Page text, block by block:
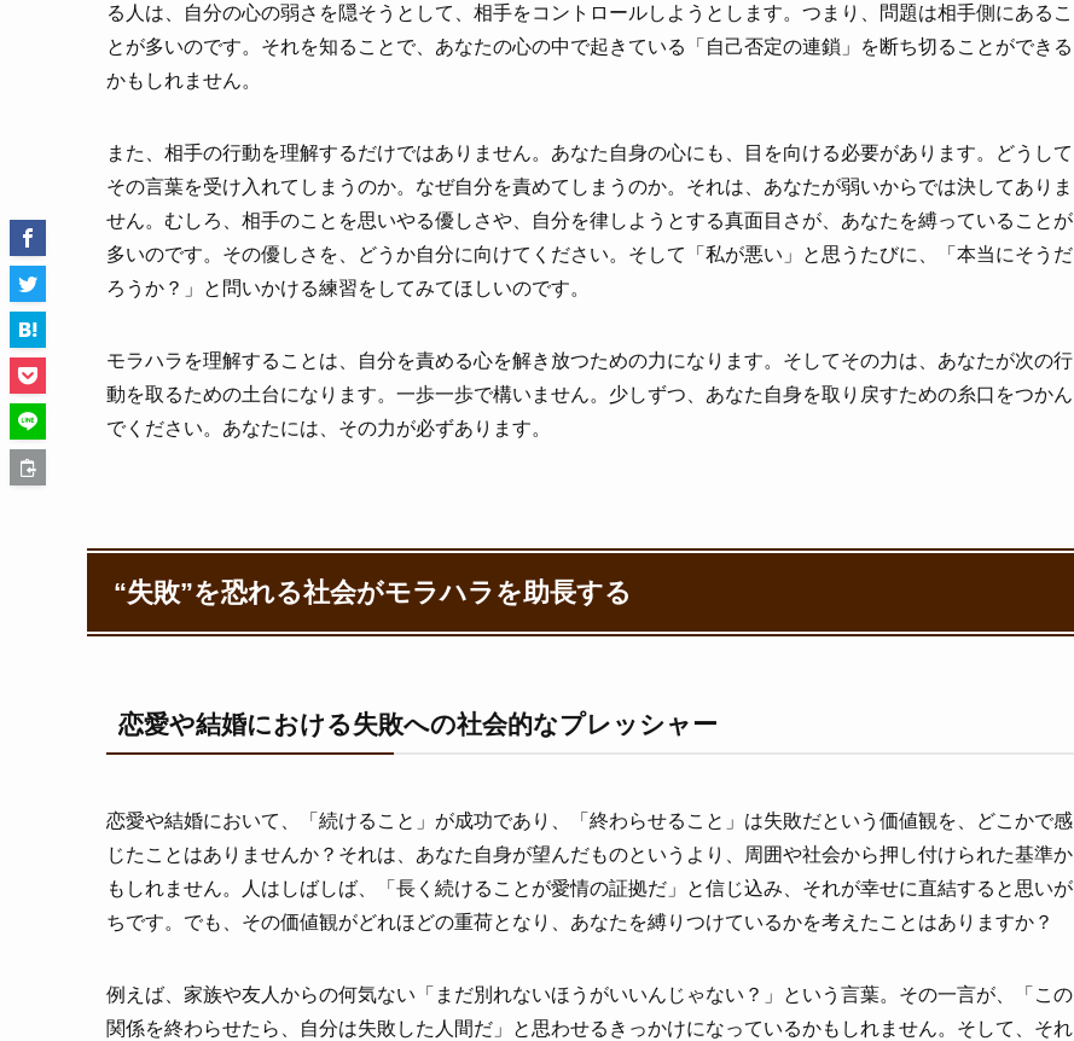
る人は、自分の心の弱さを隠そうとして、相手をコントロールしようとします。つまり、問題は相手側にあるこ
とが多いのです。それを知ることで、あなたの心の中で起きている「自己否定の連鎖」を断ち切ることができる
かもしれません。
また、相手の行動を理解するだけではありません。あなた自身の心にも、目を向ける必要があります。どうして
その言葉を受け入れてしまうのか。なぜ自分を責めてしまうのか。それは、あなたが弱いからでは決してありま
せん。むしろ、相手のことを思いやる優しさや、自分を律しようとする真面目さが、あなたを縛っていることが
多いのです。その優しさを、どうか自分に向けてください。そして「私が悪い」と思うたびに、「本当にそうだ
ろうか？」と問いかける練習をしてみてほしいのです。
モラハラを理解することは、自分を責める心を解き放つための力になります。そしてその力は、あなたが次の行
動を取るための土台になります。一歩一歩で構いません。少しずつ、あなた自身を取り戻すための糸口をつかん
でください。あなたには、その力が必ずあります。
“失敗”を恐れる社会がモラハラを助長する
恋愛や結婚における失敗への社会的なプレッシャー
恋愛や結婚において、「続けること」が成功であり、「終わらせること」は失敗だという価値観を、どこかで感
じたことはありませんか？それは、あなた自身が望んだものというより、周囲や社会から押し付けられた基準か
もしれません。人はしばしば、「長く続けることが愛情の証拠だ」と信じ込み、それが幸せに直結すると思いが
ちです。でも、その価値観がどれほどの重荷となり、あなたを縛りつけているかを考えたことはありますか？
例えば、家族や友人からの何気ない「まだ別れないほうがいいんじゃない？」という言葉。その一言が、「この
関係を終わらせたら、自分は失敗した人間だ」と思わせるきっかけになっているかもしれません。そして、それ